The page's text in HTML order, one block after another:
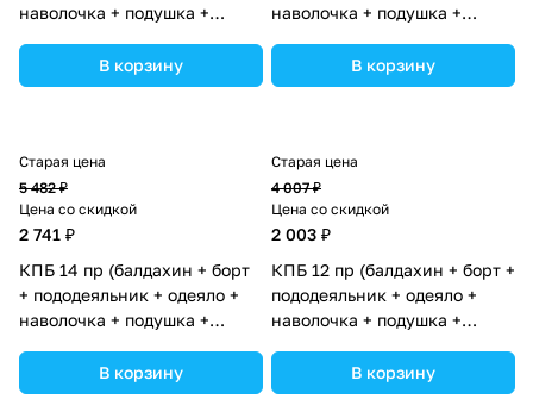
наволочка + подушка +
(№1148-4-1_03) цвета в
ассортименте.
В корзину
наволочка + подушка +
(№1146-0-1) цвета в
ассортименте.
В корзину
Старая цена
5 482 ₽
Цена со скидкой
2 741 ₽
КПБ 14 пр (балдахин + борт
+ пододеяльник + одеяло +
наволочка + подушка +
(№1148-4-1) цвета в
ассортименте.
В корзину
Старая цена
4 007 ₽
Цена со скидкой
2 003 ₽
КПБ 12 пр (балдахин + борт +
пододеяльник + одеяло +
наволочка + подушка +
0-1_02) цвета в
ассортименте.
В корзину